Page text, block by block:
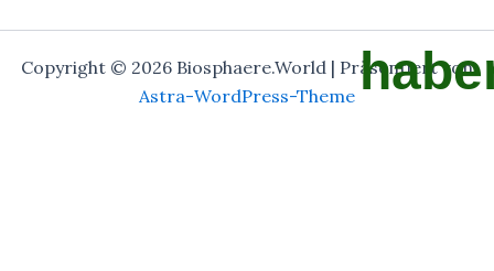
Copyright © 2026 Biosphaere.World | Präsentiert von
Astra-WordPress-Theme